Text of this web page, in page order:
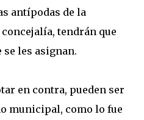
antípodas de la
tendrán que
les asignan.
en contra, pueden ser
municipal, como lo fue